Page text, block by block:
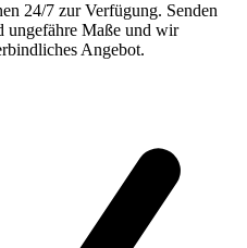
24/7 zur Verfügung. Senden
ungefähre Maße und wir
Angebot.